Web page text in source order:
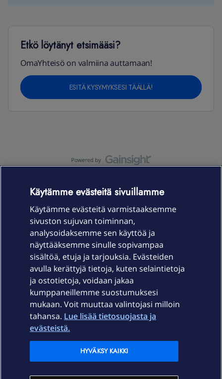
Etkö löytänyt etsimääsi?
OmaYhteisö on valmiina auttamaan!
ESITÄ KYSYMYKSESI TÄÄLLÄ!
Laitteet & liittymät
Palvelut
Ajankohtaista
Elisa Oyj
In English
Käytämme evästeitä sivuillamme
Käytämme evästeitä varmistaaksemme
sivuston sujuvan toiminnan,
analysoidaksemme sen käyttöä ja
näyttääksemme sinulle sopivampaa
sisältöä, etuja ja tarjouksia. Evästeiden
avulla kerättyjä tietoja, kuten selaintietoja
ja ostotietoja, voidaan jakaa
kumppaneillemme suostumuksesi
mukaan. Voit muuttaa valintojasi milloin
tahansa. Lue lisää tietosuojasta ja
evästeistä.
HYVÄKSY KAIKKI